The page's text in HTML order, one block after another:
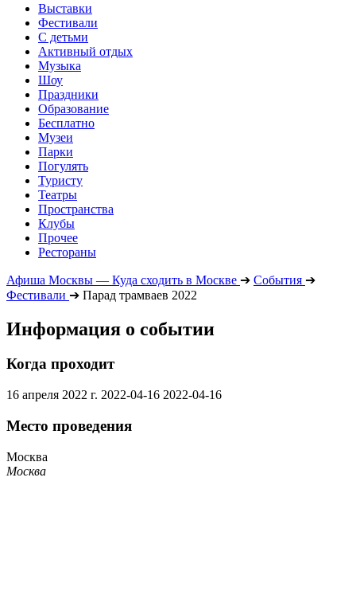
Выставки
Фестивали
С детьми
Активный отдых
Музыка
Шоу
Праздники
Образование
Бесплатно
Музеи
Парки
Погулять
Туристу
Театры
Пространства
Клубы
Прочее
Рестораны
Афиша Москвы — Куда сходить в Москве ➔ События ➔
Фестивали ➔ Парад трамваев 2022
Информация о событии
Когда проходит
16 апреля 2022 г. 2022-04-16 2022-04-16
Место проведения
Москва
Москва